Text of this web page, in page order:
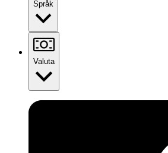
Språk
Valuta